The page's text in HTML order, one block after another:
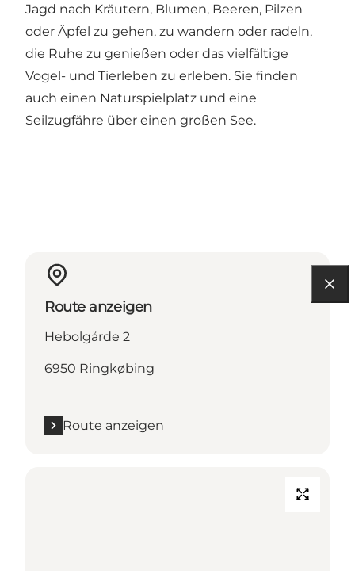
Jagd nach Kräutern, Blumen, Beeren, Pilzen
oder Äpfel zu gehen, zu wandern oder radeln,
die Ruhe zu genießen oder das vielfältige
Vogel- und Tierleben zu erleben. Sie finden
auch einen Naturspielplatz und eine
Seilzugfähre über einen großen See.
Route anzeigen
Hebolgårde 2
6950 Ringkøbing
Route anzeigen